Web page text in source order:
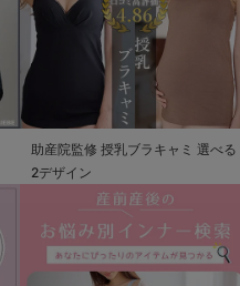
助産院監修 授乳ブラキャミ 選べる
2デザイン